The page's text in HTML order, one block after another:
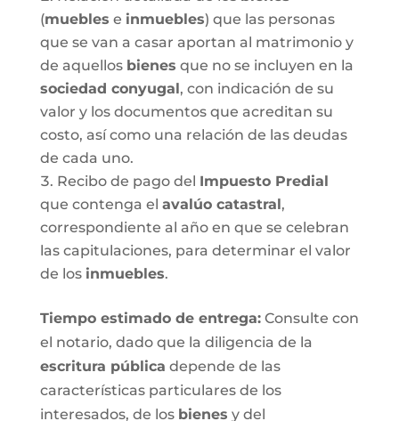
(muebles e inmuebles) que las personas
que se van a casar aportan al matrimonio y
de aquellos bienes que no se incluyen en la
sociedad conyugal, con indicación de su
valor y los documentos que acreditan su
costo, así como una relación de las deudas
de cada uno.
Recibo de pago del Impuesto Predial
que contenga el avalúo catastral,
correspondiente al año en que se celebran
las capitulaciones, para determinar el valor
de los inmuebles.
Tiempo estimado de entrega:Consulte con
el notario, dado que la diligencia de la
escritura pública depende de las
características particulares de los
interesados, de los bienes y del